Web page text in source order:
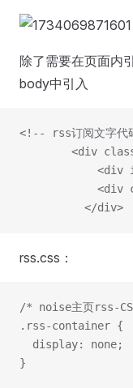
除了需要在页面内
body中引入
<!-- rss订阅文字代
<div
<div
<div
          </div>
rss.css：
/* noise主页rss-
.rss-container {
  display: none;
}